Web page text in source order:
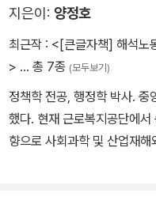
갑이 이토록 많은 사회적 부
란 하청사회는 극소수의 갑
당하게끔 정교하게 설계되어
되고, 을은 어떻게 을이 되는
지은이: 양정호
최근작 : <[큰글자책] 해석노
> … 총 7종 (모두보기)
정책학 전공, 행정학 박사. 중
했다. 현재 근로복지공단에
향으로 사회과학 및 산업재